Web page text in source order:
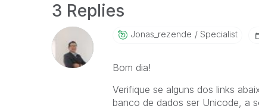
3 Replies
Jonas_rezende Specialist
Bom dia!
Verifique se alguns dos links
banco de dados ser Unicode, a